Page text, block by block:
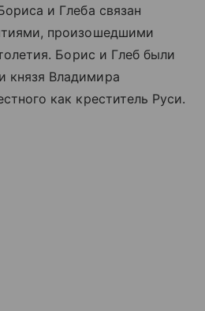
и Глеба связан
произошедшими
Борис и Глеб были
князя Владимира
как креститель Руси.